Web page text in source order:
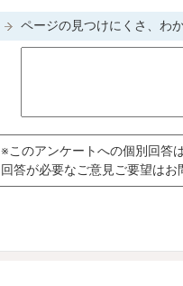
ページの見つけにくさ、わ
※このアンケートへの個別回答
回答が必要なご意見ご要望はお